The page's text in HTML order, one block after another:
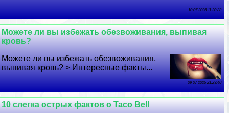
10 07 2026 11:20:33
Можете ли вы избежать обезвоживания, выпивая
кровь?
Можете ли вы избежать обезвоживания,
выпивая кровь? > Интересные факты...
09 07 2026 21:23:40
10 слегка острых фактов о Taco Bell